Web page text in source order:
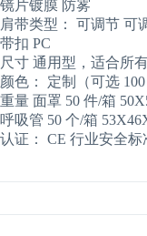
镜片镀膜 防雾
肩带类型： 可调节 可
带扣 PC
尺寸 通用型，适合所
颜色： 定制（可选 100
重量 面罩 50 件/箱
呼吸管 50 个/箱
认证： CE 行业安全标